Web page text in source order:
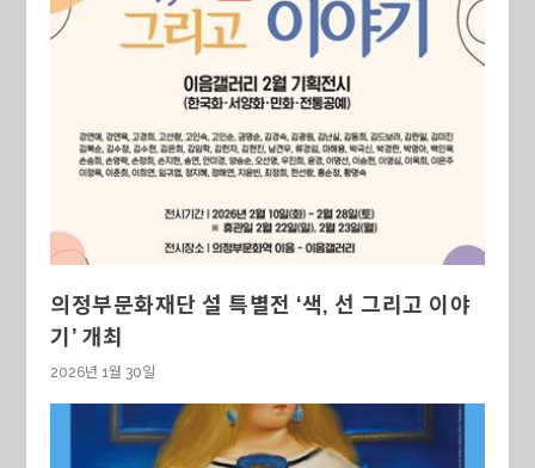
의정부문화재단 설 특별전 ‘색, 선 그리고 이야
기’ 개최
2026년 1월 30일